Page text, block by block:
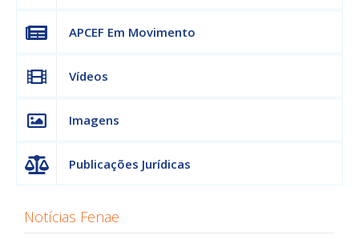
APCEF Em Movimento
Vídeos
Imagens
Publicações Jurídicas
Notícias Fenae